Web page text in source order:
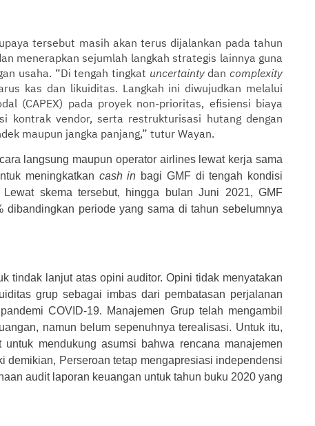
tersebut masih akan terus dijalankan pada tahun
menerapkan sejumlah langkah strategis lainnya guna
usaha. “Di tengah tingkat uncertaintydancomplexity
kas dan likuiditas. Langkah ini diwujudkan melalui
(CAPEX) pada proyek non-prioritas, efisiensi biaya
kontrak vendor, serta restrukturisasi hutang dengan
maupun jangka panjang,” tutur Wayan.
langsung maupun operator airlines lewat kerja sama
meningkatkan cash in bagi GMF di tengah kondisi
skema tersebut, hingga bulan Juni 2021, GMF
dibandingkan periode yang sama di tahun sebelumnya
tindak lanjut atas opini auditor. Opini tidak menyatakan
grup sebagai imbas dari pembatasan perjalanan
COVID-19. Manajemen Grup telah mengambil
namun belum sepenuhnya terealisasi. Untuk itu,
mendukung asumsi bahwa rencana manajemen
Perseroan tetap mengapresiasi independensi
audit laporan keuangan untuk tahun buku 2020 yang